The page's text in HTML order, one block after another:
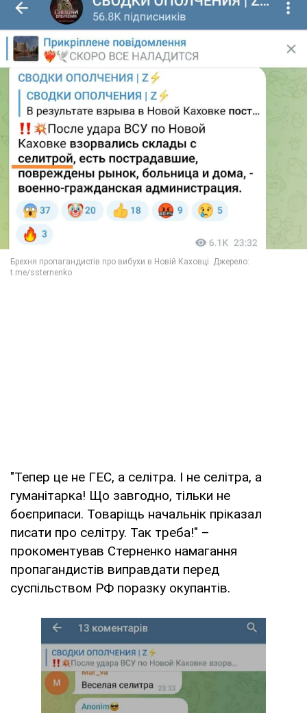
"Тепер це не ГЕС, а селітра. І не селітра, а
гуманітарка! Що завгодно, тільки не
боєприпаси. Товаріщь начальнік пріказал
писати про селітру. Так треба!" –
прокоментував Стерненко намагання
пропагандистів виправдати перед
суспільством РФ поразку окупантів.